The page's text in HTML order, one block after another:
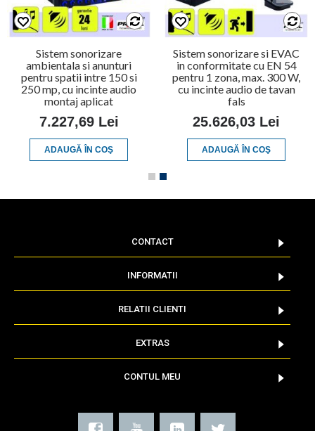
Sistem sonorizare
ambientala si anunturi
pentru spatii intre 150 si
250 mp, cu incinte audio
montaj aplicat
7.227,69 Lei
ADAUGĂ ÎN COŞ
Sistem sonorizare si EVAC
in conformitate cu EN 54
pentru 1 zona, max. 300 W,
cu incinte audio de tavan
fals
25.626,03 Lei
ADAUGĂ ÎN COŞ
CONTACT
INFORMATII
RELATII CLIENTI
EXTRAS
CONTUL MEU